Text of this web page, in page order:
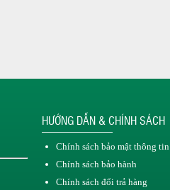
HƯỚNG DẪN & CHÍNH SÁCH
Chính sách bảo mật thông tin
Chính sách bảo hành
Chính sách đổi trả hàng